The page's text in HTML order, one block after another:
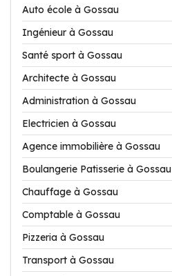
Auto école à Gossau
Ingénieur à Gossau
Santé sport à Gossau
Architecte à Gossau
Administration à Gossau
Electricien à Gossau
Agence immobilière à Gossau
Boulangerie Patisserie à Gossau
Chauffage à Gossau
Comptable à Gossau
Pizzeria à Gossau
Transport à Gossau